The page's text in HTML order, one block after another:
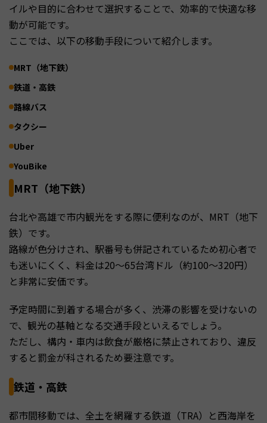
イルや目的に合わせて選択することで、効率的で快適な移
動が可能です。
ここでは、以下の移動手段について紹介します。
MRT（地下鉄）
鉄道・高鉄
路線バス
タクシー
Uber
YouBike
MRT（地下鉄）
台北や高雄で市内観光をする際に便利なのが、MRT（地下
鉄）です。
路線が色分けされ、駅番号も併記されているため初心者で
も迷いにくく、料金は20〜65台湾ドル（約100〜320円）
と非常に安価です。
予定時間に到着する場合が多く、渋滞の影響を受けないの
で、観光の基軸となる交通手段といえるでしょう。
ただし、構内・車内は飲食が厳格に禁止されており、違反
すると罰金が科されるため要注意です。
鉄道・高鉄
都市間移動では、全土を網羅する鉄道（TRA）と西海岸を